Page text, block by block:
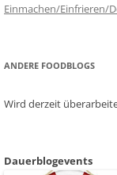
Einmachen/Einfrieren/
ANDERE FOODBLOGS
Wird derzeit
Dauerblogevents